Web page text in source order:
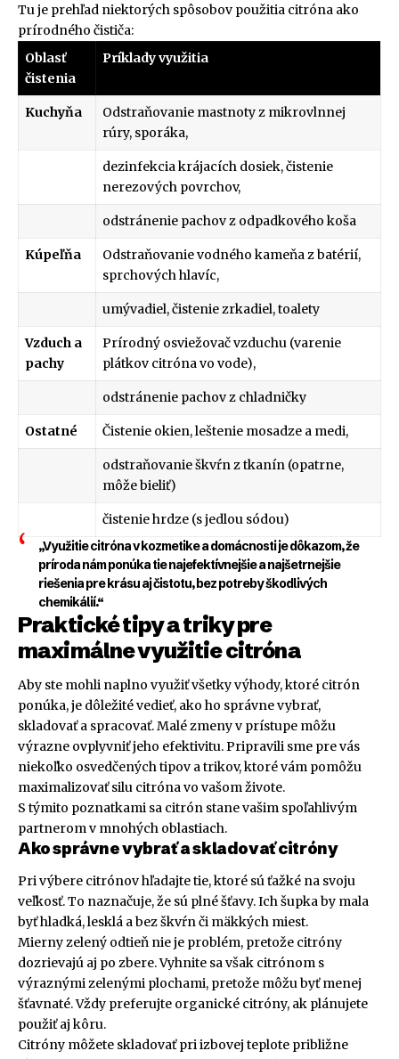
Tu je prehľad niektorých spôsobov použitia citróna ako
prírodného čističa:
Oblasť
čistenia
Príklady využitia
Kuchyňa
Odstraňovanie mastnoty z mikrovlnnej
rúry, sporáka,
dezinfekcia krájacích dosiek, čistenie
nerezových povrchov,
odstránenie pachov z odpadkového koša
Kúpeľňa
Odstraňovanie vodného kameňa z batérií,
sprchových hlavíc,
umývadiel, čistenie zrkadiel, toalety
Vzduch a
pachy
Prírodný osviežovač vzduchu (varenie
plátkov citróna vo vode),
odstránenie pachov z chladničky
Ostatné Čistenie okien, leštenie mosadze a medi,
odstraňovanie škvŕn z tkanín (opatrne,
môže bieliť)
čistenie hrdze (s jedlou sódou)
„Využitie citróna v kozmetike a domácnosti je dôkazom, že
príroda nám ponúka tie najefektívnejšie a najšetrnejšie
riešenia pre krásu aj čistotu, bez potreby škodlivých
chemikálií.“
Praktické tipy a triky pre
maximálne využitie citróna
Aby ste mohli naplno využiť všetky výhody, ktoré citrón
ponúka, je dôležité vedieť, ako ho správne vybrať,
skladovať a spracovať. Malé zmeny v prístupe môžu
výrazne ovplyvniť jeho efektivitu. Pripravili sme pre vás
niekoľko osvedčených tipov a trikov, ktoré vám pomôžu
maximalizovať silu citróna vo vašom živote.
S týmito poznatkami sa citrón stane vašim spoľahlivým
partnerom v mnohých oblastiach.
Ako správne vybrať a skladovať citróny
Pri výbere citrónov hľadajte tie, ktoré sú ťažké na svoju
veľkosť. To naznačuje, že sú plné šťavy. Ich šupka by mala
byť hladká, lesklá a bez škvŕn či mäkkých miest.
Mierny zelený odtieň nie je problém, pretože citróny
dozrievajú aj po zbere. Vyhnite sa však citrónom s
výraznými zelenými plochami, pretože môžu byť menej
šťavnaté. Vždy preferujte organické citróny, ak plánujete
použiť aj kôru.
Citróny môžete skladovať pri izbovej teplote približne